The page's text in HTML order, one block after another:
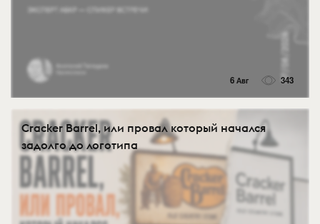
6 Авг 343
Cracker Barrel, или провал который начался
задолго до логотипа